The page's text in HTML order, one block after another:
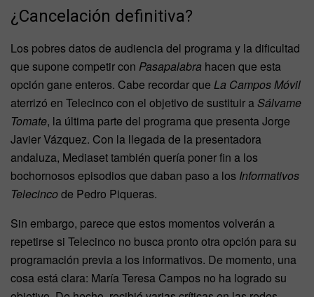
¿Cancelación definitiva?
Los pobres datos de audiencia del programa y la dificultad
que supone competir con Pasapalabra hacen que esta
opción gane enteros. Cabe recordar que La Campos Móvil
aterrizó en Telecinco con el objetivo de sustituir aSálvame
Tomate, la última parte del programa que presenta Jorge
Javier Vázquez. Con la llegada de la presentadora
andaluza, Mediaset también quería poner fin a los
bochornosos episodios que daban paso a los Informativos
Telecincode Pedro Piqueras.
Sin embargo, parece que estos momentos volverán a
repetirse si Telecinco no busca pronto otra opción para su
programación previa a los informativos. De momento, una
cosa está clara: María Teresa Campos no ha logrado su